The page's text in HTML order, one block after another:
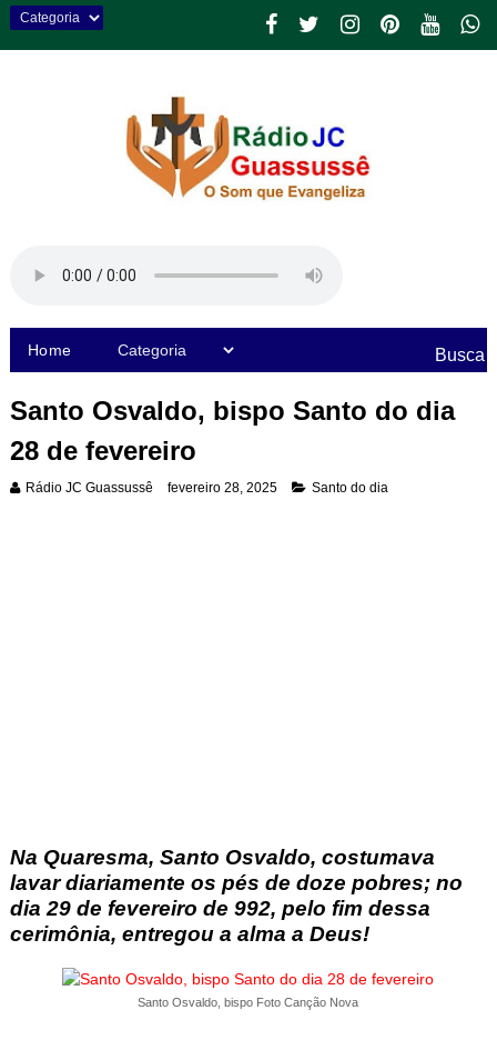
Home Busca
Santo Osvaldo, bispo Santo do dia
28 de fevereiro
Rádio JC Guassussê fevereiro 28, 2025 Santo do dia
Na Quaresma, Santo Osvaldo, costumava
lavar diariamente os pés de doze pobres; no
dia 29 de fevereiro de 992, pelo fim dessa
cerimônia, entregou a alma a Deus!
Santo Osvaldo, bispo Foto Canção Nova